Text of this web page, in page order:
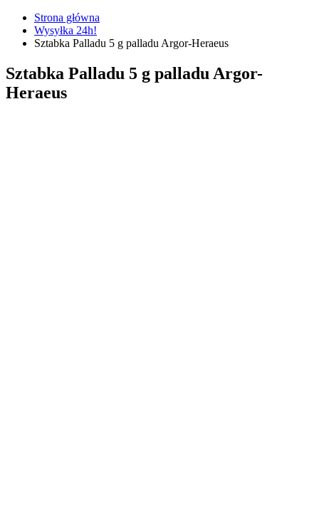
Strona główna
Wysyłka 24h!
Sztabka Palladu 5 g palladu Argor-Heraeus
Sztabka Palladu 5 g palladu Argor-
Heraeus